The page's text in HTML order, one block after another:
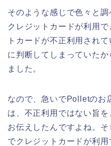
そのような感じで色々と
クレジットカードが利用
トカードが不正利用され
に判断してしまっていた
ました。
なので、急いでPolletのお
は、不正利用ではない旨
お伝えしたんですよね。
でクレジットカードが利